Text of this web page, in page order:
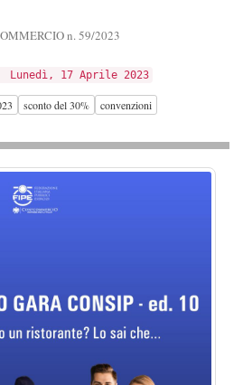
n. 59/2023
Lunedì, 17 Aprile 2023
sconto del 30%
convenzioni